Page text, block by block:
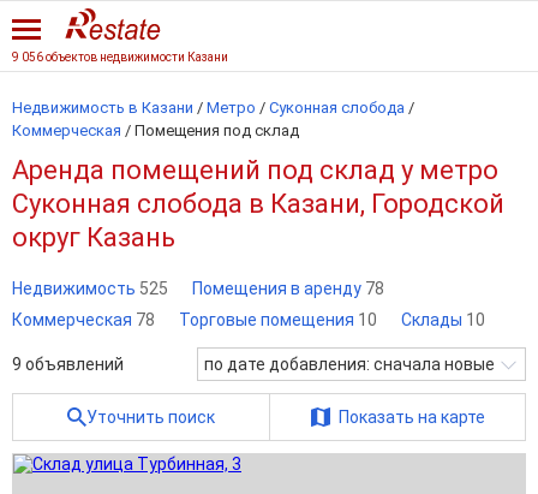
9 056 объектов недвижимости Казани
Недвижимость в Казани / Метро / Суконная слобода /
Коммерческая / Помещения под склад
Аренда помещений под склад у метро
Суконная слобода в Казани, Городской
округ Казань
Недвижимость 525 Помещения в аренду 78
Коммерческая 78 Торговые помещения 10 Склады 10
9 объявлений по дате добавления: сначала новые
Уточнить поиск Показать на карте